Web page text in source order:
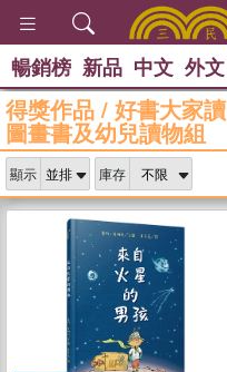
暢銷榜 新品 中文 外文
得獎作品 / 好書大家讀
圖畫書及幼兒讀物組
顯示 庫存